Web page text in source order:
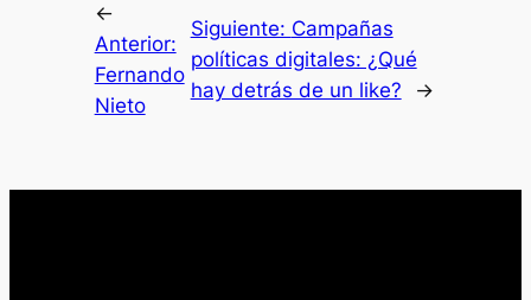
←
Anterior:
Fernando
Nieto
Siguiente: Campañas
políticas digitales: ¿Qué
hay detrás de un like?
→